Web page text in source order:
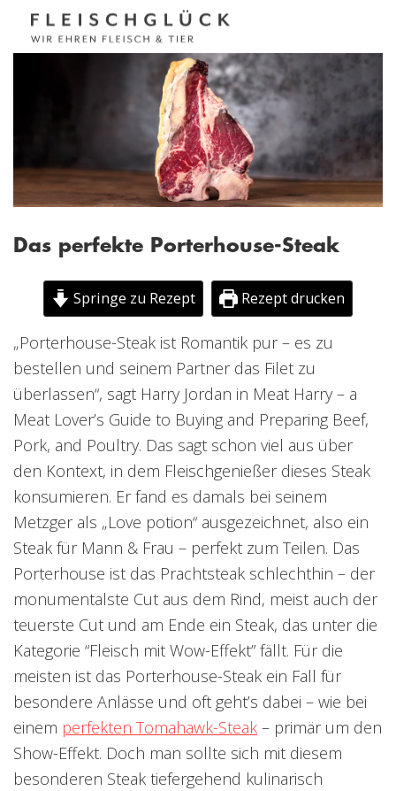
Das perfekte Porterhouse-Steak
Springe zu Rezept Rezept drucken
„Porterhouse-Steak ist Romantik pur – es zu
bestellen und seinem Partner das Filet zu
überlassen“, sagt Harry Jordan in Meat Harry – a
Meat Lover’s Guide to Buying and Preparing Beef,
Pork, and Poultry. Das sagt schon viel aus über
den Kontext, in dem Fleischgenießer dieses Steak
konsumieren. Er fand es damals bei seinem
Metzger als „Love potion“ ausgezeichnet, also ein
Steak für Mann & Frau – perfekt zum Teilen. Das
Porterhouse ist das Prachtsteak schlechthin – der
monumentalste Cut aus dem Rind, meist auch der
teuerste Cut und am Ende ein Steak, das unter die
Kategorie “Fleisch mit Wow-Effekt” fällt. Für die
meisten ist das Porterhouse-Steak ein Fall für
besondere Anlässe und oft geht’s dabei – wie bei
einem perfekten Tomahawk-Steak – primär um den
Show-Effekt. Doch man sollte sich mit diesem
besonderen Steak tiefergehend kulinarisch